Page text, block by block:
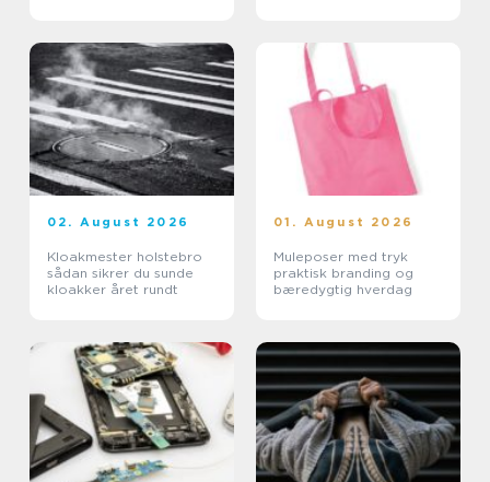
02. August 2026
Kloakmester holstebro
sådan sikrer du sunde
kloakker året rundt
01. August 2026
Muleposer med tryk
praktisk branding og
bæredygtig hverdag